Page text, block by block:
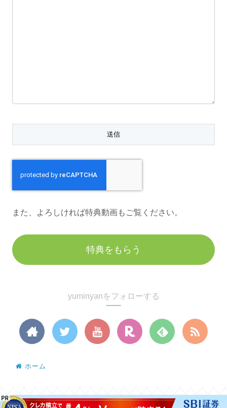
また、よろしければ特典動画もご覧ください。
特典をもらう
yuminyanをフォローする
ホーム